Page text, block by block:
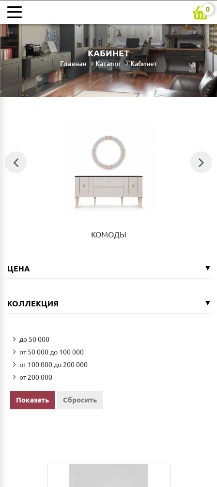
0
КАБИНЕТ
Главная Каталог Кабинет
⇦
КОМОДЫ
⇨
ЦЕНА
КОЛЛЕКЦИЯ
до 50 000
от 50 000 до 100 000
от 100 000 до 200 000
от 200 000
Показать Сбросить